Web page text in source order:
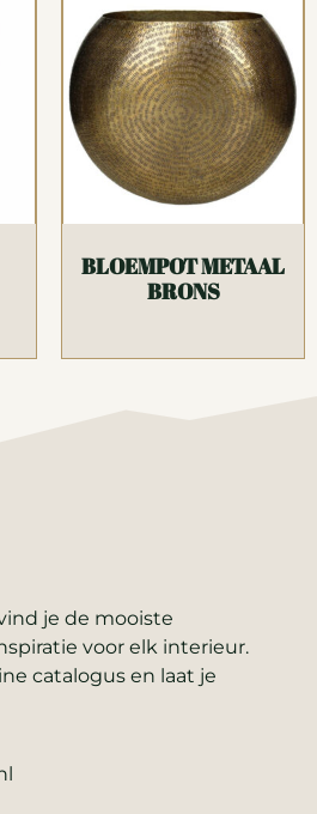
BLOEMPOT METAAL
BRONS
je de mooiste
voor elk interieur.
catalogus en laat je